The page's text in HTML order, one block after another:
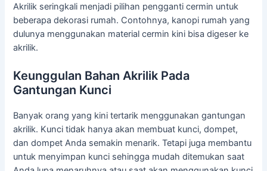
Akrilik seringkali menjadi pilihan pengganti cermin untuk
beberapa dekorasi rumah. Contohnya, kanopi rumah yang
dulunya menggunakan material cermin kini bisa digeser ke
akrilik.
Keunggulan Bahan Akrilik Pada
Gantungan Kunci
Banyak orang yang kini tertarik menggunakan gantungan
akrilik. Kunci tidak hanya akan membuat kunci, dompet,
dan dompet Anda semakin menarik. Tetapi juga membantu
untuk menyimpan kunci sehingga mudah ditemukan saat